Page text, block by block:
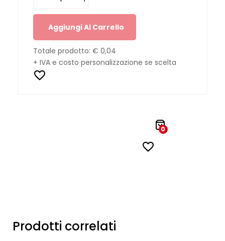
Aggiungi Al Carrello
Totale prodotto: € 0,04
+ IVA e costo personalizzazione se scelta
0
Prodotti correlati